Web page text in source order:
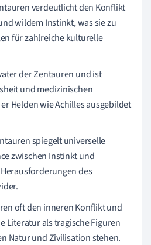
verdeutlicht den Konflikt
wildem Instinkt, was sie zu
für zahlreiche kulturelle
der Zentauren und ist
und medizinischen
Helden wie Achilles ausgebildet
spiegelt universelle
zwischen Instinkt und
des
oft den inneren Konflikt und
Literatur als tragische Figuren
Natur und Zivilisation stehen.